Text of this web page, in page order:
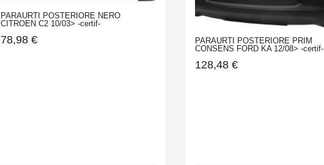
PARAURTI POSTERIORE NERO
CITROEN C2 10/03> -certif-
78,98 €
PARAURTI POSTERIORE PRIM
CONSENS FORD KA 12/08> -certif-
128,48 €